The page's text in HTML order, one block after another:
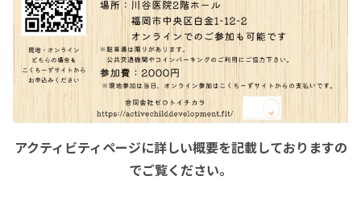
アクティビティページに詳しい概要を記載しておりますの
でご覧ください。